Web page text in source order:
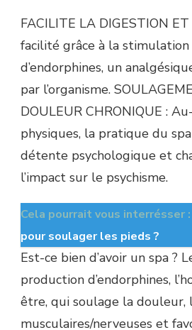
FACILITE LA DIGESTION
facilité grâce à la
d’endorphines, un
par l’organisme.
DOULEUR CHRONIQUE :
physiques, la pratique du
détente psychologique et
l’impact sur le psychisme.
Cela pourrait vous interrésser :
pour soulager les pieds ?
Est-ce bien d’avoir un spa ?
production d’endorphines,
être, qui soulage la douleur,
musculaires/nerveuses et